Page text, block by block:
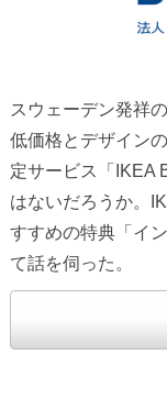
スウェーデン発祥
低価格とデザイン
定サービス「IKEA
はないだろうか。
すすめの特典「イ
て話を伺った。